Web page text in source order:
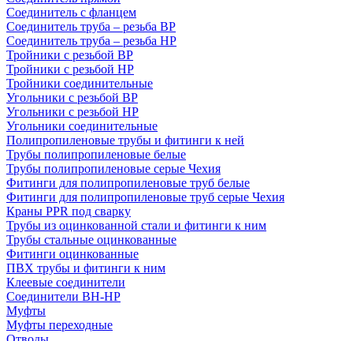
Соединитель с фланцем
Соединитель труба – резьба ВР
Соединитель труба – резьба НР
Тройники с резьбой ВР
Тройники с резьбой НР
Тройники соединительные
Угольники с резьбой ВР
Угольники с резьбой НР
Угольники соединительные
Полипропиленовые трубы и фитинги к ней
Трубы полипропиленовые белые
Трубы полипропиленовые серые Чехия
Фитинги для полипропиленовые труб белые
Фитинги для полипропиленовые труб серые Чехия
Краны PPR под сварку
Трубы из оцинкованной стали и фитинги к ним
Трубы стальные оцинкованные
Фитинги оцинкованные
ПВХ трубы и фитинги к ним
Клеевые соединители
Соединители ВН-НР
Муфты
Муфты переходные